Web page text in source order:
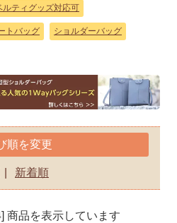
ルティグッズ対応可
トバッグ ショルダーバッグ
順を変更
新着順
商品を表示しています